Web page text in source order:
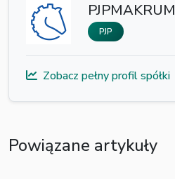
PJPMAKRUM
PJP
Zobacz pełny profil spółki
Powiązane artykuły